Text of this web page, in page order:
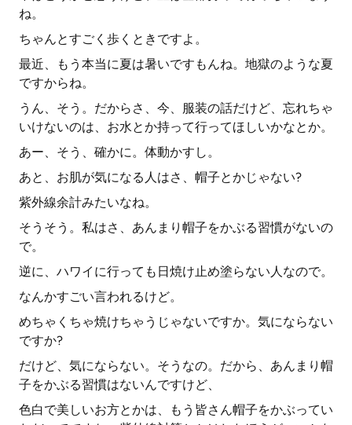
ね。
ちゃんとすごく歩くときですよ。
最近、もう本当に夏は暑いですもんね。地獄のような夏
ですからね。
うん、そう。だからさ、今、服装の話だけど、忘れちゃ
いけないのは、お水とか持って行ってほしいかなとか。
あー、そう、確かに。体動かすし。
あと、お肌が気になる人はさ、帽子とかじゃない?
紫外線余計みたいなね。
そうそう。私はさ、あんまり帽子をかぶる習慣がないの
で。
逆に、ハワイに行っても日焼け止め塗らない人なので。
なんかすごい言われるけど。
めちゃくちゃ焼けちゃうじゃないですか。気にならない
ですか?
だけど、気にならない。そうなの。だから、あんまり帽
子をかぶる習慣はないんですけど、
色白で美しいお方とかは、もう皆さん帽子をかぶってい